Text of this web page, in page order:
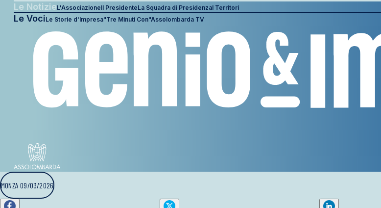
Le NotizieL'AssociazioneIl PresidenteLa Squadra di PresidenzaI Territori
Le VociLe Storie d'Impresa"Tre Minuti Con"Assolombarda TV
MONZA 09/03/2026